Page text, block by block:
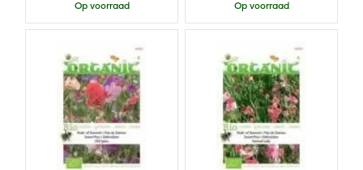
Op voorraad Op voorraad